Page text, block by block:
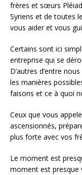
frères et sœurs
Syriens et de toutes
vous aider et vous
Certains sont ici
entreprise qui se
D’autres d’entre
les manières
faisons et ce à quoi
Ceux que vous
ascensionnés,
plus forte avec vos
Le moment est
moment est presque